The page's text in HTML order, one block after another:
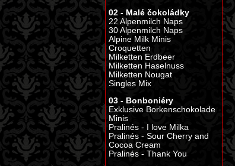
02 - Malé čokoládky
22 Alpenmilch Naps
30 Alpenmilch Naps
Alpine Milk Minis
Croquetten
Milketten Erdbeer
Milketten Haselnuss
Milketten Nougat
Singles Mix
03 - Bonboniéry
Exklusive Borkenschokolade
Minis
Pralinés - I love Milka
Pralinés - Sour Cherry and
Cocoa Cream
Pralinés - Thank You